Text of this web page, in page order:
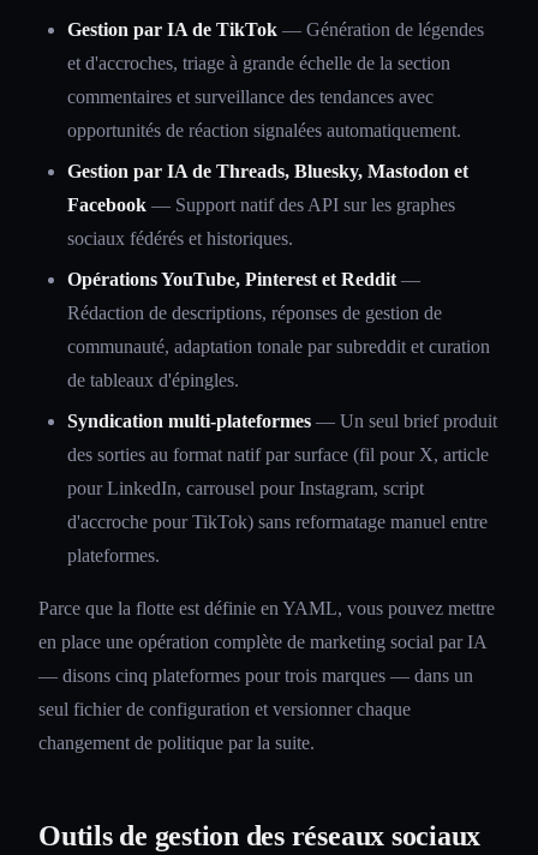
Gestion par IA de TikTok — Génération de légendes
et d'accroches, triage à grande échelle de la section
commentaires et surveillance des tendances avec
opportunités de réaction signalées automatiquement.
Gestion par IA de Threads, Bluesky, Mastodon et
Facebook — Support natif des API sur les graphes
sociaux fédérés et historiques.
Opérations YouTube, Pinterest et Reddit —
Rédaction de descriptions, réponses de gestion de
communauté, adaptation tonale par subreddit et curation
de tableaux d'épingles.
Syndication multi-plateformes — Un seul brief produit
des sorties au format natif par surface (fil pour X, article
pour LinkedIn, carrousel pour Instagram, script
d'accroche pour TikTok) sans reformatage manuel entre
plateformes.
Parce que la flotte est définie en YAML, vous pouvez mettre
en place une opération complète de marketing social par IA
— disons cinq plateformes pour trois marques — dans un
seul fichier de configuration et versionner chaque
changement de politique par la suite.
Outils de gestion des réseaux sociaux